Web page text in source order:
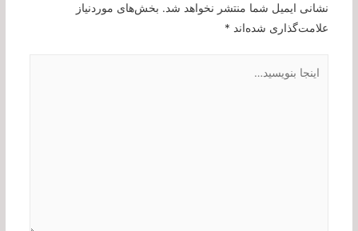
نشانی ایمیل شما منتشر نخواهد شد. بخش‌های موردنیاز
علامت‌گذاری شده‌اند *
بنویسید…